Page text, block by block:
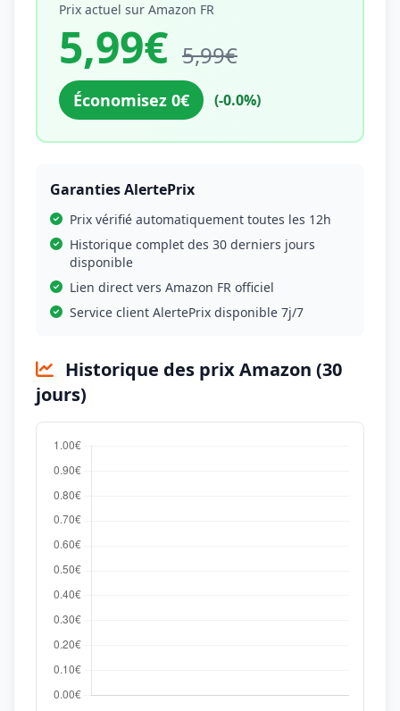
Prix actuel sur Amazon FR
5,99€ 5,99€
Économisez 0€ (-0.0%)
Garanties AlertePrix
Prix vérifié automatiquement toutes les 12h
Historique complet des 30 derniers jours
disponible
Lien direct vers Amazon FR officiel
Service client AlertePrix disponible 7j/7
Historique des prix Amazon (30
jours)